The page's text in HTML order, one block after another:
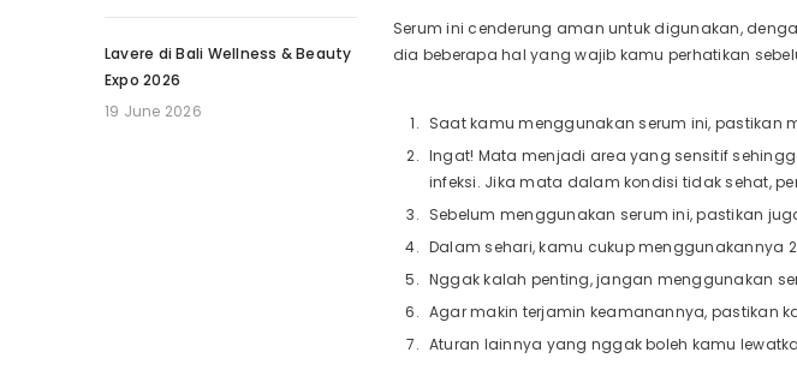
Lavere di Bali Wellness & Beauty
Expo 2026
19 June 2026
Serum ini cenderung aman untuk digunakan,
dia beberapa hal yang wajib kamu perhatikan
Saat kamu menggunakan serum ini, pastikan
Ingat! Mata menjadi area yang sensitif
infeksi. Jika mata dalam kondisi tidak sehat,
Sebelum menggunakan serum ini, pastikan
Dalam sehari, kamu cukup menggunakannya
Nggak kalah penting, jangan menggunakan
Agar makin terjamin keamanannya, pastikan
Aturan lainnya yang nggak boleh kamu